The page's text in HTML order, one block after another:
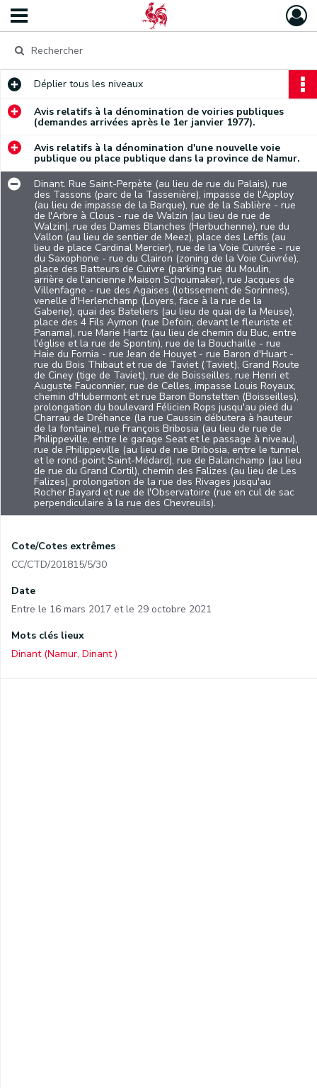
Déplier tous les niveaux
Avis relatifs à la dénomination de voiries publiques
(demandes arrivées après le 1er janvier 1977).
Avis relatifs à la dénomination d'une nouvelle voie
publique ou place publique dans la province de Namur.
Dinant. Rue Saint-Perpète (au lieu de rue du Palais), rue
des Tassons (parc de la Tassenière), impasse de l'Apploy
(au lieu de impasse de la Barque), rue de la Sablière - rue
de l'Arbre à Clous - rue de Walzin (au lieu de rue de
Walzin), rue des Dames Blanches (Herbuchenne), rue du
Vallon (au lieu de sentier de Meez), place des Leftîs (au
lieu de place Cardinal Mercier), rue de la Voie Cuivrée - rue
du Saxophone - rue du Clairon (zoning de la Voie Cuivrée),
place des Batteurs de Cuivre (parking rue du Moulin,
arrière de l'ancienne Maison Schoumaker), rue Jacques de
Villenfagne - rue des Agaises (lotissement de Sorinnes),
venelle d'Herlenchamp (Loyers, face à la rue de la
Gaberie), quai des Bateliers (au lieu de quai de la Meuse),
place des 4 Fils Aymon (rue Defoin, devant le fleuriste et
Panama), rue Marie Hartz (au lieu de chemin du Buc, entre
l'église et la rue de Spontin), rue de la Bouchaille - rue
Haie du Fornia - rue Jean de Houyet - rue Baron d'Huart -
rue du Bois Thibaut et rue de Taviet (Taviet), Grand Route
de Ciney (tige de Taviet), rue de Boisseilles, rue Henri et
Auguste Fauconnier, rue de Celles, impasse Louis Royaux,
chemin d'Hubermont et rue Baron Bonstetten (Boisseilles),
prolongation du boulevard Félicien Rops jusqu'au pied du
Charrau de Dréhance (la rue Caussin débutera à hauteur
de la fontaine), rue François Bribosia (au lieu de rue de
Philippeville, entre le garage Seat et le passage à niveau),
rue de Philippeville (au lieu de rue Bribosia, entre le tunnel
et le rond-point Saint-Médard), rue de Balanchamp (au lieu
de rue du Grand Cortil), chemin des Falizes (au lieu de Les
Falizes), prolongation de la rue des Rivages jusqu'au
Rocher Bayard et rue de l'Observatoire (rue en cul de sac
perpendiculaire à la rue des Chevreuils).
Cote/Cotes extrêmes
CC/CTD/201815/5/30
Date
Entre le 16 mars 2017 et le 29 octobre 2021
Mots clés lieux
Dinant (Namur, Dinant )